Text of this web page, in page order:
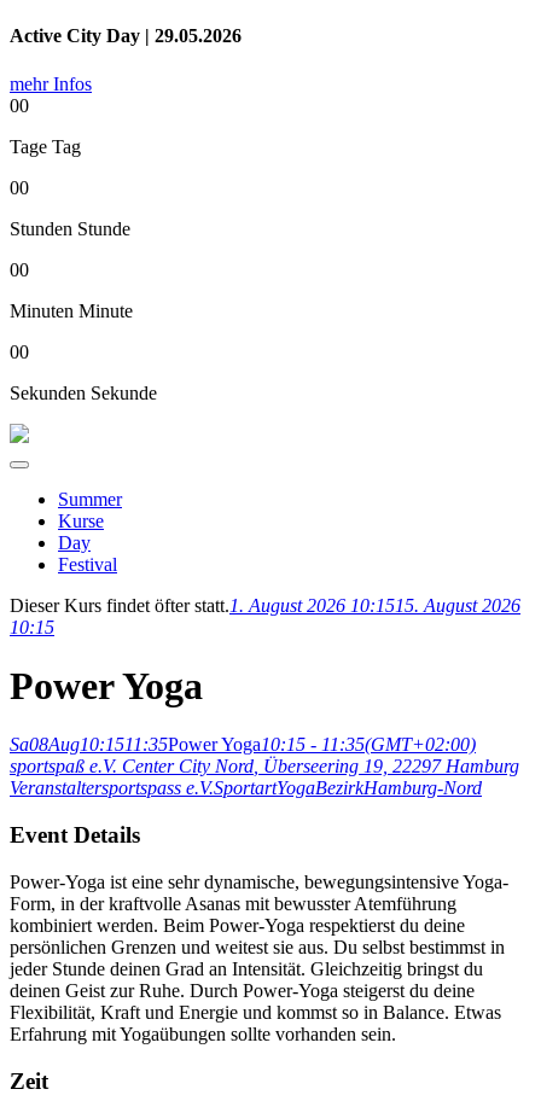
Active City Day | 29.05.2026
mehr Infos
00
Tage Tag
00
Stunden Stunde
00
Minuten Minute
00
Sekunden Sekunde
Summer
Kurse
Day
Festival
Dieser Kurs findet öfter statt.1. August 2026 10:1515. August 2026
10:15
Power Yoga
Sa08Aug10:1511:35Power Yoga10:15 - 11:35(GMT+02:00)
sportspaß e.V. Center City Nord, Überseering 19, 22297 Hamburg
Veranstaltersportspass e.V.SportartYogaBezirkHamburg-Nord
Event Details
Power-Yoga ist eine sehr dynamische, bewegungsintensive Yoga-
Form, in der kraftvolle Asanas mit bewusster Atemführung
kombiniert werden. Beim Power-Yoga respektierst du deine
persönlichen Grenzen und weitest sie aus. Du selbst bestimmst in
jeder Stunde deinen Grad an Intensität. Gleichzeitig bringst du
deinen Geist zur Ruhe. Durch Power-Yoga steigerst du deine
Flexibilität, Kraft und Energie und kommst so in Balance. Etwas
Erfahrung mit Yogaübungen sollte vorhanden sein.
Zeit